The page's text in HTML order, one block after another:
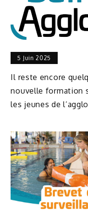
5 Juin 2025
Il reste encore
nouvelle formation
les jeunes de